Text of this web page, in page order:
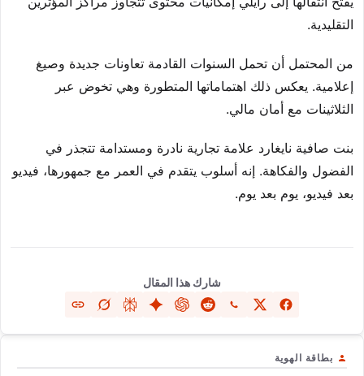
التقليدية.
من المحتمل أن تحمل السنوات القادمة تعاونات جديدة وصيغ
إعلامية. يعكس ذلك اهتماماتها المتطورة وهي تخوض عبر
الثلاثينات مع أمان مالي.
بنت صافية نايغارد علامة تجارية نادرة ومستدامة تتجذر في
الفضول والفكاهة. إنه أسلوب يتقدم في العمر مع جمهورها، فيديو
بعد فيديو، يوم بعد يوم.
شارك هذا المقال
بطاقة الهوية